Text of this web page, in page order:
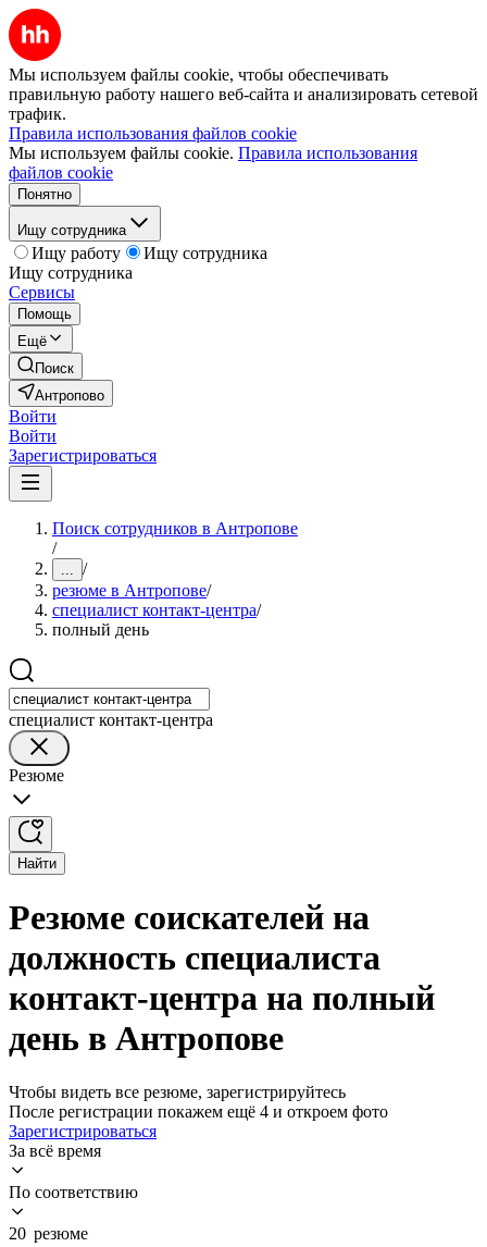
Мы используем файлы cookie, чтобы обеспечивать
правильную работу нашего веб-сайта и анализировать сетевой
трафик.
Правила использования файлов cookie
Мы используем файлы cookie. Правила использования
файлов cookie
Понятно
Ищу сотрудника
Ищу работу
Ищу сотрудника
Ищу сотрудника
Сервисы
Помощь
Ещё
Поиск
Антропово
Войти
Войти
Зарегистрироваться
Поиск сотрудников в Антропове
/
... /
резюме в Антропове/
специалист контакт-центра/
полный день
специалист контакт-центра
Резюме
Найти
Резюме соискателей на
должность специалиста
контакт-центра на полный
день в Антропове
Чтобы видеть все резюме, зарегистрируйтесь
После регистрации покажем ещё 4 и откроем фото
Зарегистрироваться
За всё время
По соответствию
20 резюме